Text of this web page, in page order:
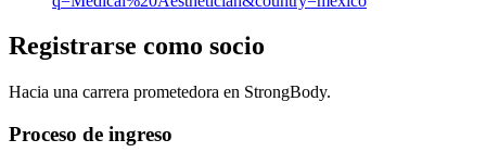
Registrarse como socio
Hacia una carrera prometedora en StrongBody.
Proceso de ingreso